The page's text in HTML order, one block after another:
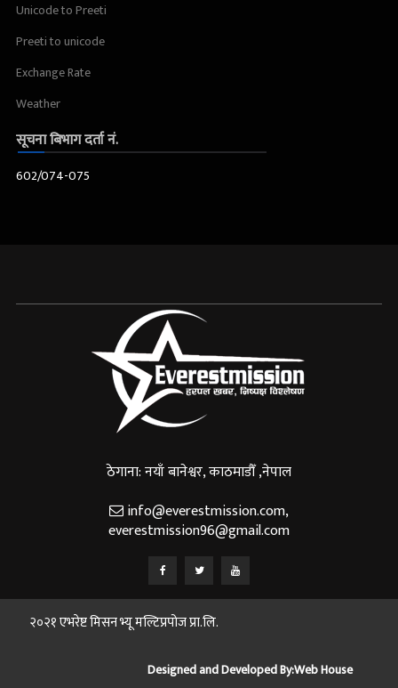
Unicode to Preeti
Preeti to unicode
Exchange Rate
Weather
सूचना बिभाग दर्ता नं.
602/074-075
ठेगाना: नयाँ बानेश्वर, काठमाडौँ ,नेपाल
info@everestmission.com,
everestmission96@gmail.com
२०२१ एभरेष्ट मिसन भ्यू मल्टिप्रपोज प्रा.लि.
Designed and Developed By:Web House